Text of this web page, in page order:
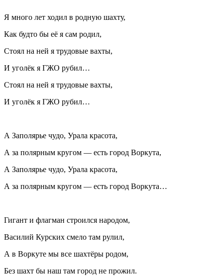
Я много лет ходил в родную шахту,
Как будто бы её я сам родил,
Стоял на ней я трудовые вахты,
И уголёк я ГЖО рубил…
Стоял на ней я трудовые вахты,
И уголёк я ГЖО рубил…
А Заполярье чудо, Урала красота,
А за полярным кругом — есть город Воркута,
А Заполярье чудо, Урала красота,
А за полярным кругом — есть город Воркута…
Гигант и флагман строился народом,
Василий Курских смело там рулил,
А в Воркуте мы все шахтёры родом,
Без шахт бы наш там город не прожил.